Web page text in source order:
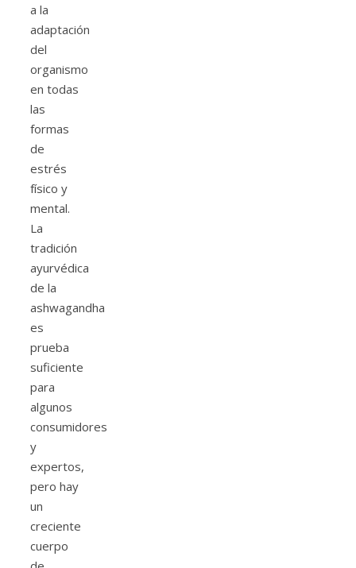
a la
adaptación
del
organismo
en todas
las
formas
de
estrés
físico y
mental.
La
tradición
ayurvédica
de la
ashwagandha
es
prueba
suficiente
para
algunos
consumidores
y
expertos,
pero hay
un
creciente
cuerpo